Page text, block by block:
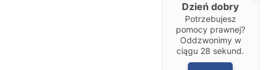
Dzień dobry
Potrzebujesz
pomocy prawnej?
Oddzwonimy w
ciągu 28 sekund.